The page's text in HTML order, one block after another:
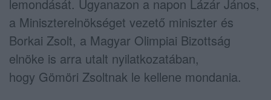
lemondását. Ugyanazon a napon Lázár János,
a Miniszterelnökséget vezető miniszter és
Borkai Zsolt, a Magyar Olimpiai Bizottság
elnöke is arra utalt nyilatkozatában,
hogy Gömöri Zsoltnak le kellene mondania.